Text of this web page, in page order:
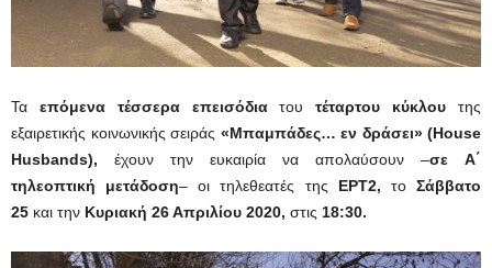
Τα επόμενα τέσσερα επεισόδιατουτέταρτου κύκλου της
εξαιρετικής κοινωνικής σειράς «Μπαμπάδες… εν δράσει» (House
Husbands), έχουν την ευκαιρία να απολαύσουν –σε
Α΄
τηλεοπτική μετάδοση– οι τηλεθεατές της ΕΡΤ2, τοΣάββατο
25 και την Κυριακή 26 Απριλίου 2020, στις 18:30.